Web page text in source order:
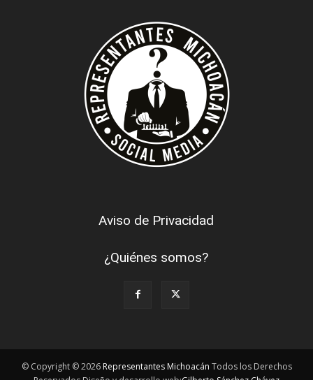
Aviso de Privacidad
¿Quiénes somos?
© Copyright © 2026 Representantes Michoacán Todos los Derechos